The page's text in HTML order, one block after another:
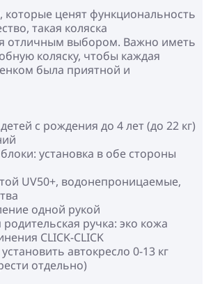
которые ценят функциональность
такая коляска
отличным выбором. Важно иметь
коляску, чтобы каждая
была приятной и
с рождения до 4 лет (до 22 кг)
установка в обе стороны
UV50+, водонепроницаемые,
одной рукой
ручка: эко кожа
CLICK-CLICK
автокресло 0-13 кг
отдельно)